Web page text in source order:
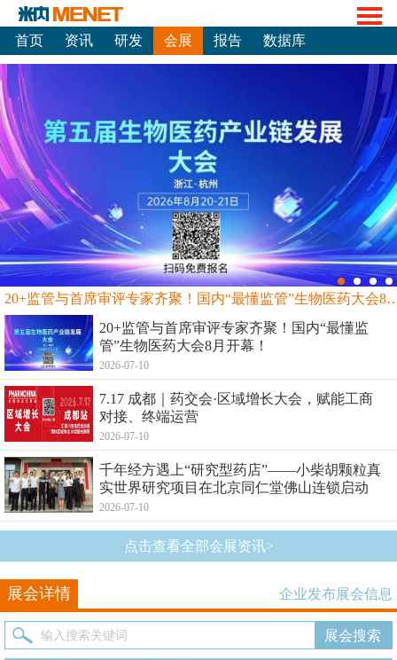
首页 资讯 研发 会展 报告 数据库
20+监管与首席审评专家齐聚！国内“最
20+监管与首席审评专家齐聚！国内“最懂监
管”生物医药大会8月开幕！
2026-07-10
7.17 成都｜药交会·区域增长大会，赋能工商
对接、终端运营
2026-07-10
千年经方遇上“研究型药店”——小柴胡颗粒真
实世界研究项目在北京同仁堂佛山连锁启动
2026-07-10
点击查看全部会展资讯>
展会详情 企业发布展会信息